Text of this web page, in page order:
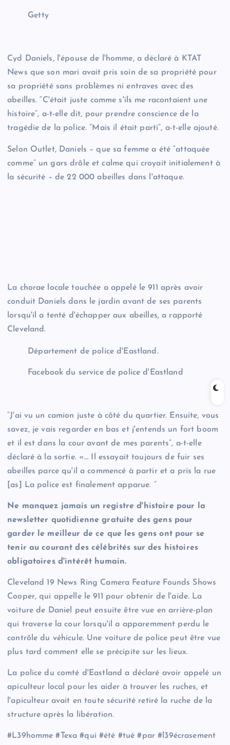
Getty
Cyd Daniels, l'épouse de l'homme, a déclaré à KTAT
News que son mari avait pris soin de sa propriété pour
sa propriété sans problèmes ni entraves avec des
abeilles. “C'était juste comme s'ils me racontaient une
histoire”, a-t-elle dit, pour prendre conscience de la
tragédie de la police. “Mais il était parti”, a-t-elle ajouté.
Selon Outlet, Daniels – que sa femme a été “attaquée
comme” un gars drôle et calme qui croyait initialement à
la sécurité – de 22 000 abeilles dans l'attaque.
La chorae locale touchée a appelé le 911 après avoir
conduit Daniels dans le jardin avant de ses parents
lorsqu'il a tenté d'échapper aux abeilles, a rapporté
Cleveland.
Département de police d'Eastland.
Facebook du service de police d'Eastland
“J'ai vu un camion juste à côté du quartier. Ensuite, vous
savez, je vais regarder en bas et j'entends un fort boom
et il est dans la cour avant de mes parents”, a-t-elle
déclaré à la sortie. «… Il essayait toujours de fuir ses
abeilles parce qu'il a commencé à partir et a pris la rue
[as] La police est finalement apparue. ”
Ne manquez jamais un registre d'histoire pour la
newsletter quotidienne gratuite des gens pour
garder le meilleur de ce que les gens ont pour se
tenir au courant des célébrités sur des histoires
obligatoires d'intérêt humain.
Cleveland 19 News Ring Camera Feature Founds Shows
Cooper, qui appelle le 911 pour obtenir de l'aide. La
voiture de Daniel peut ensuite être vue en arrière-plan
qui traverse la cour lorsqu'il a apparemment perdu le
contrôle du véhicule. Une voiture de police peut être vue
plus tard comment elle se précipite sur les lieux.
La police du comté d'Eastland a déclaré avoir appelé un
apiculteur local pour les aider à trouver les ruches, et
l'apiculteur avait en toute sécurité retiré la ruche de la
structure après la libération.
#L39homme #Texa #qui #été #tué #par #l39écrasement